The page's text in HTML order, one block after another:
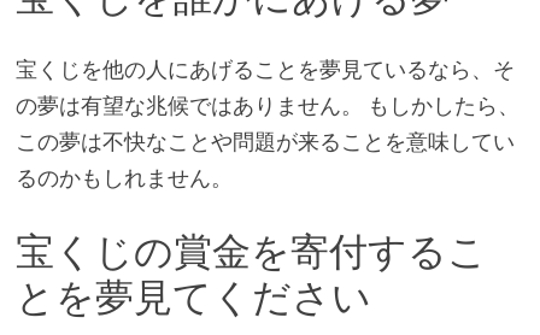
宝くじを他の人にあげることを夢見ているなら、そ
の夢は有望な兆候ではありません。 もしかしたら、
この夢は不快なことや問題が来ることを意味してい
るのかもしれません。
宝くじの賞金を寄付するこ
とを夢見てください